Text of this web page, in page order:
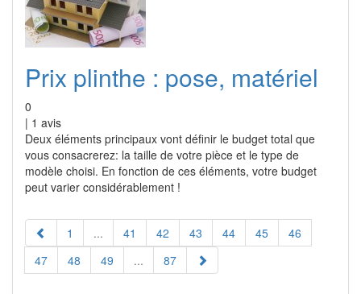
Prix plinthe : pose, matériel
0
| 1 avis
Deux éléments principaux vont définir le budget total que
vous consacrerez: la taille de votre pièce et le type de
modèle choisi. En fonction de ces éléments, votre budget
peut varier considérablement !
1 ... 41 42 43 44 45
46
47
48 49 ... 87